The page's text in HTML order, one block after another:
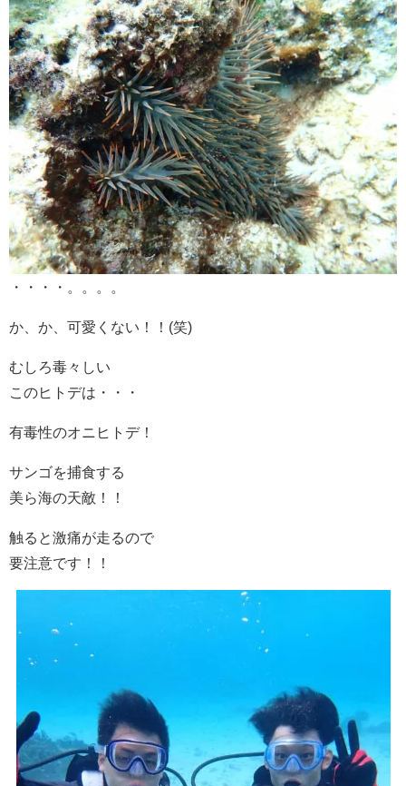
・・・・。。。。
か、か、可愛くない！！(笑)
むしろ毒々しい
このヒトデは・・・
有毒性のオニヒトデ！
サンゴを捕食する
美ら海の天敵！！
触ると激痛が走るので
要注意です！！